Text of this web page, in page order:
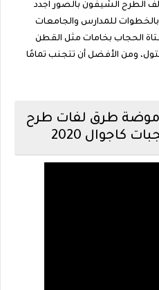
الطرح الشيفون بالصور اجدد
للمدارس والجامعات
الحجاب بخامات مثل القطن
ومن الأفضل أن تتجنب تمامًا
موضة طرق لفات طرح
كاجوال 2020